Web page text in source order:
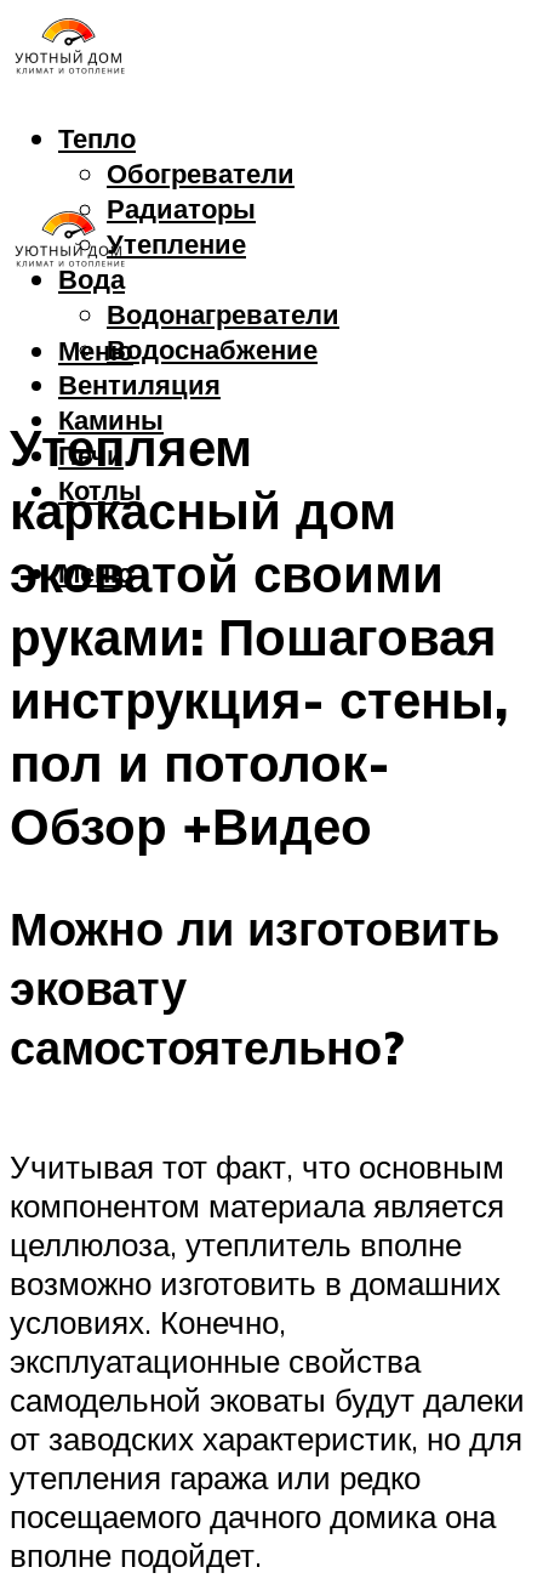
Тепло
Обогреватели
Радиаторы
Утепление
Вода
Водонагреватели
Водоснабжение
Вентиляция
Камины
Печи
Котлы
Меню
Меню
Утепляем
каркасный дом
эковатой своими
руками: Пошаговая
инструкция- стены,
пол и потолок-
Обзор +Видео
Можно ли изготовить
эковату
самостоятельно?
Учитывая тот факт, что основным
компонентом материала является
целлюлоза, утеплитель вполне
возможно изготовить в домашних
условиях. Конечно,
эксплуатационные свойства
самодельной эковаты будут далеки
от заводских характеристик, но для
утепления гаража или редко
посещаемого дачного домика она
вполне подойдет.